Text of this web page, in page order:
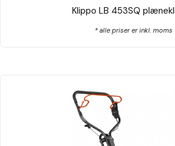
Klippo LB 453SQ
* alle priser er inkl. moms